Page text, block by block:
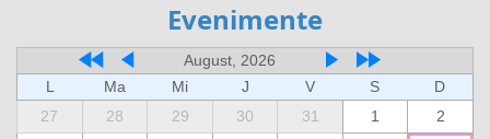
Evenimente
August, 2026
L
Ma Mi J V S
D
27
28 29 30 31 1
2